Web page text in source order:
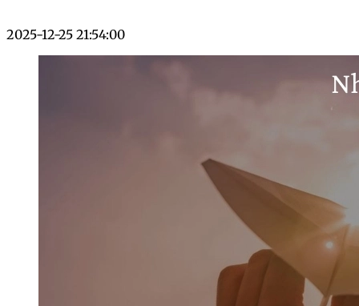
2025-12-25 21:54:00